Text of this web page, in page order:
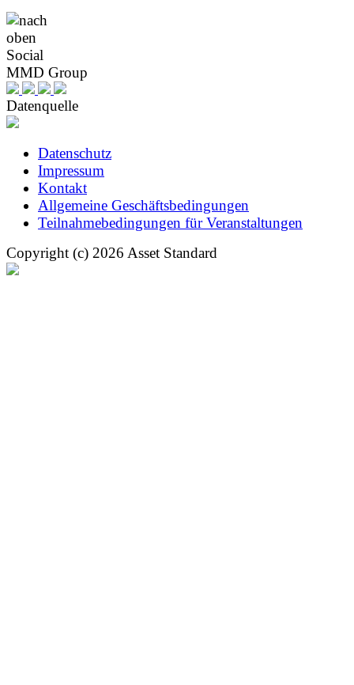
Social
MMD Group
Datenquelle
Datenschutz
Impressum
Kontakt
Allgemeine Geschäftsbedingungen
Teilnahmebedingungen für Veranstaltungen
Copyright (c) 2026 Asset Standard